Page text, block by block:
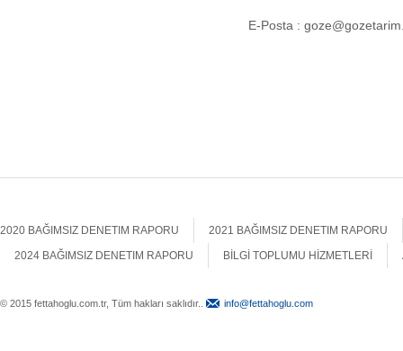
E-Posta :
2020 BAĞIMSIZ DENETIM RAPORU
2021 BAĞIMSIZ DENETIM RAPORU
2024 BAĞIMSIZ DENETIM RAPORU
BİLGİ TOPLUMU HİZMETLERİ
© 2015 fettahoglu.com.tr, Tüm hakları saklıdır.. info@fettahoglu.com